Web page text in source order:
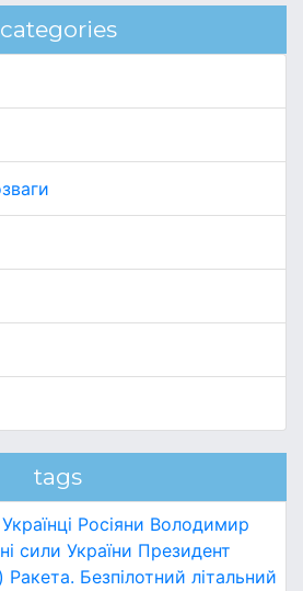
categories
tags
Українці Росіяни Володимир
сили України Президент
Ракета. Безпілотний літальний